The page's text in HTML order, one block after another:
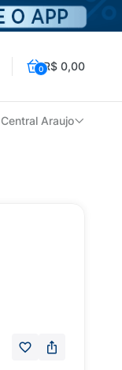
0R$ 0,00
Central Araujo